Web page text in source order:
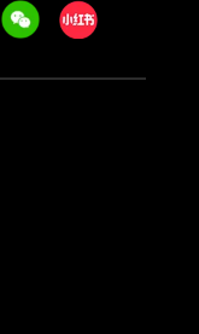
WeechatXiaohongshu/